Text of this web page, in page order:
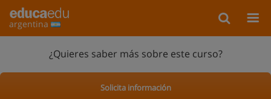
argentina
¿Quieres saber más sobre este curso?
Solicita información